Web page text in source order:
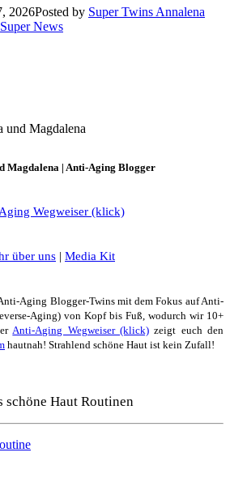
2026Posted by Super Twins Annalena
Super News
Magdalena | Anti-Aging Blogger
Wegweiser (klick)
über uns | Media Kit
Aging Blogger-Twins mit dem Fokus auf Anti-
Aging) von Kopf bis Fuß, wodurch wir 10+
Anti-Aging Wegweiser (klick) zeigt euch den
hautnah! Strahlend schöne Haut ist kein Zufall!
schöne Haut Routinen